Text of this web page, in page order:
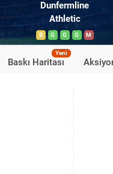
Dunfermline
Athletic
B G G G M
Baskı Haritası
Yeni